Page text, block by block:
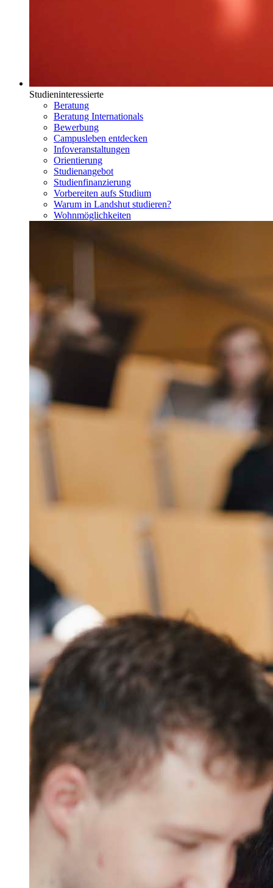
Studieninteressierte
Beratung
Beratung Internationals
Bewerbung
Campusleben entdecken
Infoveranstaltungen
Orientierung
Studienangebot
Studienfinanzierung
Vorbereiten aufs Studium
Warum in Landshut studieren?
Wohnmöglichkeiten